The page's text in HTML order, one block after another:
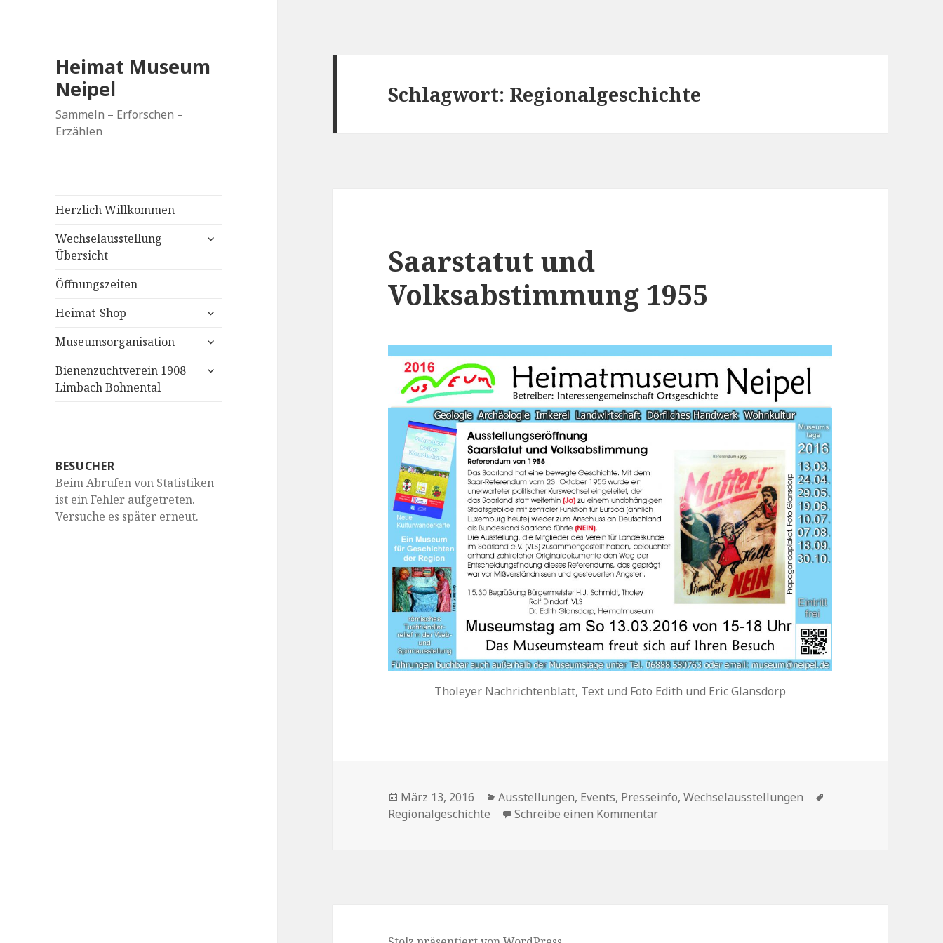
Heimat Museum
Neipel
Sammeln – Erforschen –
Erzählen
Herzlich Willkommen
Wechselausstellung
Übersicht
untermenü
Öffnungszeiten
Heimat-Shop
untermenü
Museumsorganisation
untermenü
Bienenzuchtverein 1908
Limbach Bohnental
untermenü
BESUCHER
Beim Abrufen von Statistiken
ist ein Fehler aufgetreten.
Versuche es später erneut.
Schlagwort: Regionalgeschichte
Saarstatut und
Volksabstimmung 1955
Tholeyer Nachrichtenblatt, Text und Foto Edith und Eric Glansdorp
Veröffentlicht
am
März 13, 2016 Kategorien
Ausstellungen, Events, Presseinfo,Wechselausstellungen
Regionalgeschichte
Schreibe einen Kommentarzu Saarstatut und Volksabstimmung 1955